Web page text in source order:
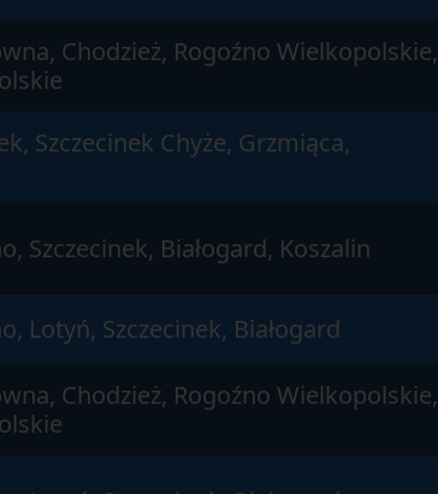
Chodzież, Rogoźno Wielkopolskie,
Szczecinek Chyże, Grzmiąca,
Szczecinek, Białogard, Koszalin
Lotyń, Szczecinek, Białogard
Chodzież, Rogoźno Wielkopolskie,